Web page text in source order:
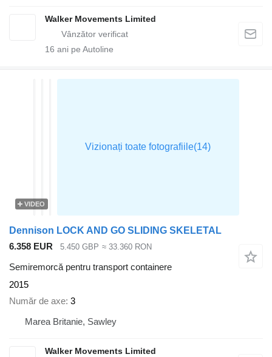
Walker Movements Limited
16 ani pe Autoline
VIDEO
Dennison LOCK AND GO SLIDING SKELETAL
6.358 EUR
5.450 GBP ≈ 33.360 RON
Semiremorcă pentru transport containere
2015
Număr de axe 3
Marea Britanie, Sawley
Walker Movements Limited